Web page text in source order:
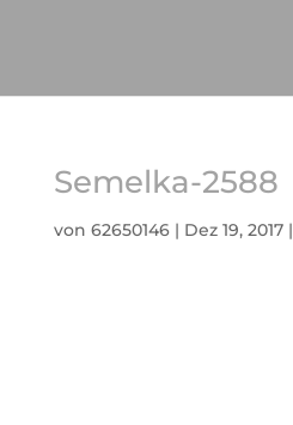
Semelka-2588
von 62650146| Dez 19, 2017|